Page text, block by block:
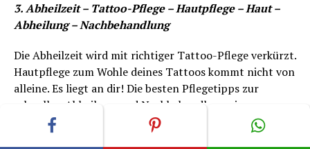
3. Abheilzeit – Tattoo-Pflege – Hautpflege – Haut –
Abheilung – Nachbehandlung
Die Abheilzeit wird mit richtiger Tattoo-Pflege verkürzt.
Hautpflege zum Wohle deines Tattoos kommt nicht von
alleine. Es liegt an dir! Die besten Pflegetipps zur
schnellen Abheilung und Nachbehandlung einer neuen
Tätowierung gibt jeder Tätowierer seinen Kunden mit
auf den Weg.